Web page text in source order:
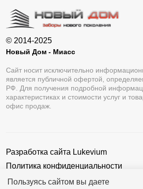
Пользуясь сайтом вы даете
© 2014-2025
Новый Дом - Миасс
Сайт носит исключительно
является публичной офертой,
РФ. Для получения подробной
характеристиках и стоимости услуг и
офис продаж.
Разработка сайта Lukevium
Политика конфиденциальности
Пользовательское соглашение